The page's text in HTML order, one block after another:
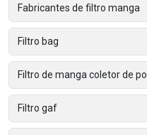
Fabricantes de filtro manga
Filtro bag
Filtro de manga coletor de po
Filtro gaf